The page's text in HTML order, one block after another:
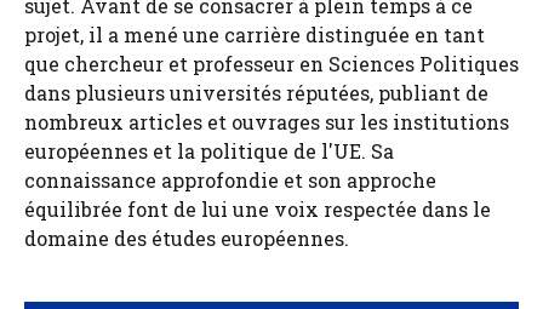
sujet. Avant de se consacrer à plein temps à ce
projet, il a mené une carrière distinguée en tant
que chercheur et professeur en Sciences Politiques
dans plusieurs universités réputées, publiant de
nombreux articles et ouvrages sur les institutions
européennes et la politique de l'UE. Sa
connaissance approfondie et son approche
équilibrée font de lui une voix respectée dans le
domaine des études européennes.